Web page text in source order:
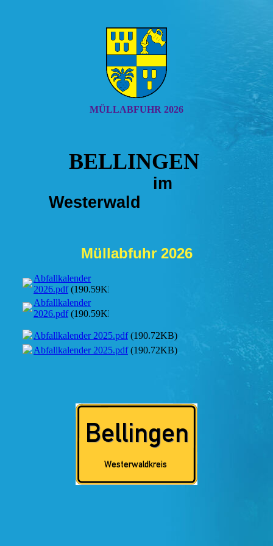
MÜLLABFUHR 2026
BELLINGEN
im
Westerwald
Müllabfuhr 2026
Abfallkalender
2026.pdf(190.59KB)
Abfallkalender
2026.pdf(190.59KB)
Abfallkalender 2025.pdf(190.72KB)
Abfallkalender 2025.pdf(190.72KB)